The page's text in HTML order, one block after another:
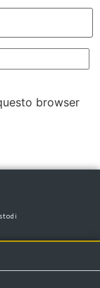
browser